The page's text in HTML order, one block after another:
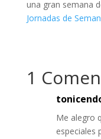
una gran semana
Jornadas de
1
Me alegro
especiales